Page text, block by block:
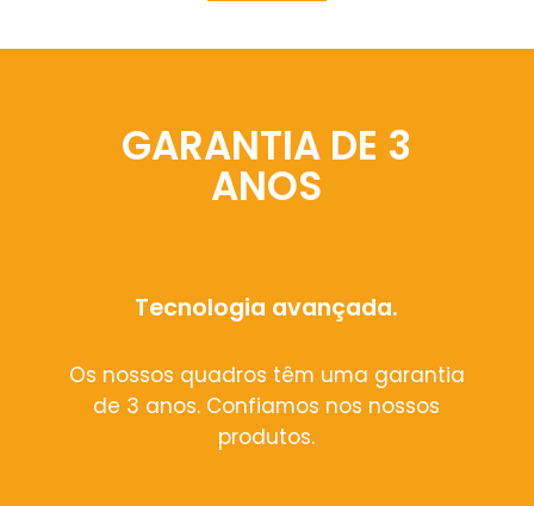
GARANTIA DE 3
ANOS
Tecnologia avançada.
Os nossos quadros têm uma garantia
de 3 anos. Confiamos nos nossos
produtos.